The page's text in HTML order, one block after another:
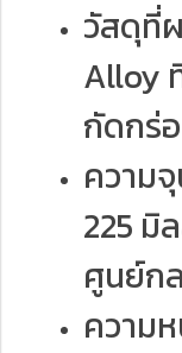
วัสดุที่
Alloy
กัดกร่
ความ
225 มิ
ศูนย์กล
ความ